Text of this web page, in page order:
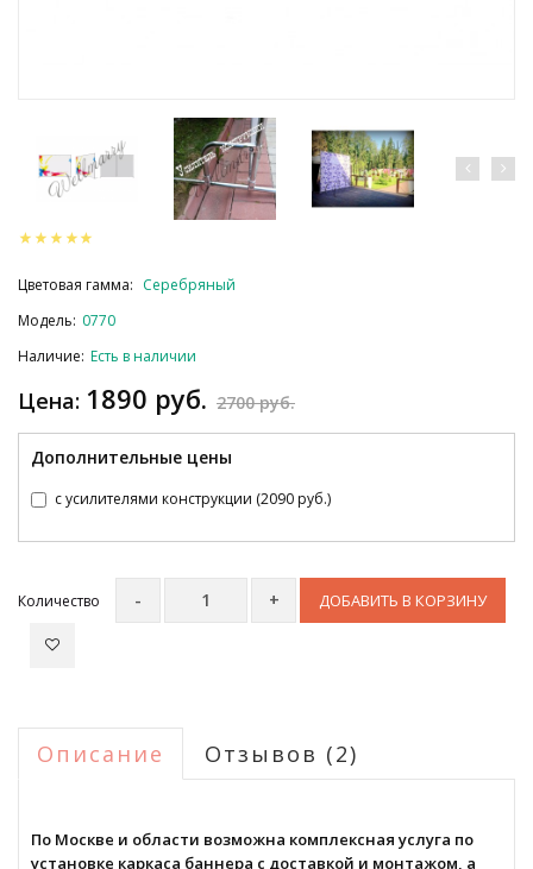
Цветовая гамма: Серебряный
Модель: 0770
Наличие: Есть в наличии
Цена: 1890 руб. 2700 руб.
Дополнительные цены
с усилителями конструкции (2090 руб.)
Количество ДОБАВИТЬ В КОРЗИНУ
Описание Отзывов (2)
По Москве и области возможна комплексная услуга по
установке каркаса баннера с доставкой и монтажом, а